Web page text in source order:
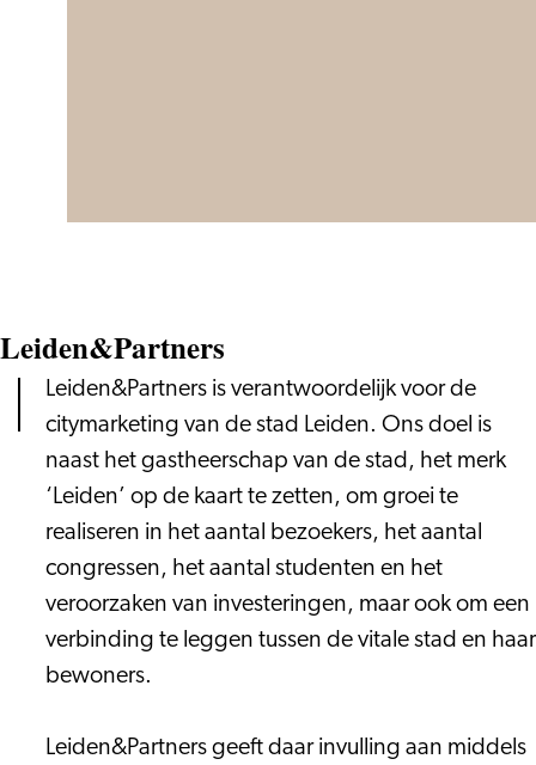
Leiden&Partners
Leiden&Partners is verantwoordelijk voor de
citymarketing van de stad Leiden. Ons doel is
naast het gastheerschap van de stad, het merk
‘Leiden’ op de kaart te zetten, om groei te
realiseren in het aantal bezoekers, het aantal
congressen, het aantal studenten en het
veroorzaken van investeringen, maar ook om een
verbinding te leggen tussen de vitale stad en haar
bewoners.
Leiden&Partners geeft daar invulling aan middels